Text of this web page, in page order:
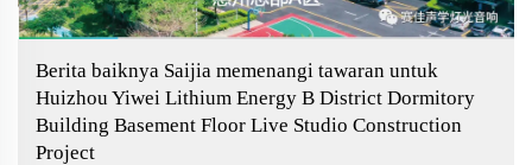
Berita baiknya Saijia memenangi tawaran untuk
Huizhou Yiwei Lithium Energy B District Dormitory
Building Basement Floor Live Studio Construction
Project